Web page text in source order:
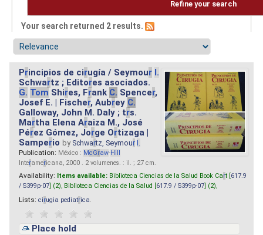
Refine your search
Your search returned 2 results.
Principios de cirugía / Seymour I.
Schwartz ; Editores asociados.
G. Tom Shires, Frank C. Spencer,
Josef E. | Fischer, Aubrey C.
Galloway, John M. Daly ; trs.
Martha Elena Araiza M., José
Pérez Gómez, Jorge Ortizaga |
Samperio by Schwartz, Seymour I.
Publication: México : McGraw-Hill
Interamericana, 2000 . 2 volumenes. : il. ; 27 cm.
Availability: Items available: Biblioteca Ciencias de la Salud Book Cart [ 617.9
/ S399p-07 ] (2), Biblioteca Ciencias de la Salud [ 617.9 / S399p-07 ] (2),
Lists: cirugia pediatrica
Place hold